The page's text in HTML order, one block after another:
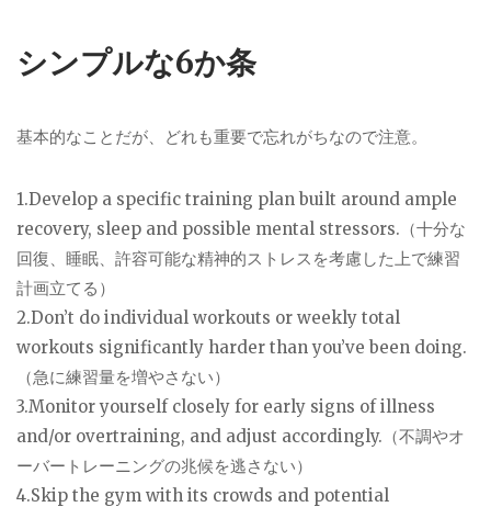
シンプルな6か条
基本的なことだが、どれも重要で忘れがちなので注意。
1.Develop a specific training plan built around ample
recovery, sleep and possible mental stressors.（十分な
回復、睡眠、許容可能な精神的ストレスを考慮した上で練習
計画立てる）
2.Don’t do individual workouts or weekly total
workouts significantly harder than you’ve been doing.
（急に練習量を増やさない）
3.Monitor yourself closely for early signs of illness
and/or overtraining, and adjust accordingly.（不調やオ
ーバートレーニングの兆候を逃さない）
4.Skip the gym with its crowds and potential